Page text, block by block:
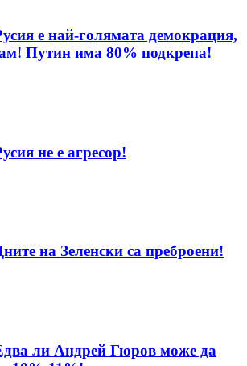
е най-голямата демокрация,
Путин има 80% подкрепа!
не е агресор!
на Зеленски са преброени!
ли Андрей Гюров може да